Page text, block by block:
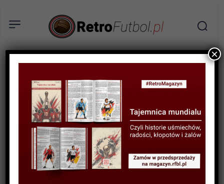
WYWIAD
Sonda w stylu Retro #34
Mamia Dżikia
×